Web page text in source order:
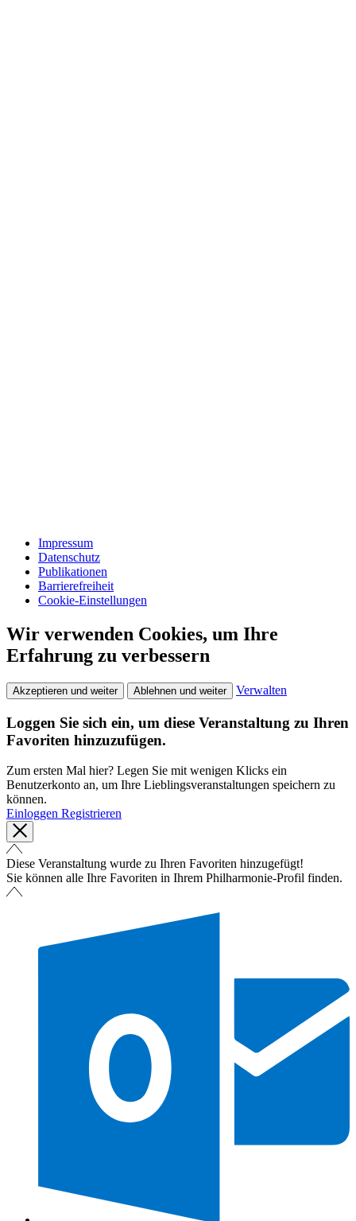
Impressum
Datenschutz
Publikationen
Barrierefreiheit
Cookie-Einstellungen
Wir verwenden Cookies, um Ihre
Erfahrung zu verbessern
Akzeptieren und weiter Ablehnen und weiter Verwalten
Loggen Sie sich ein, um diese Veranstaltung zu Ihren
Favoriten hinzuzufügen.
Zum ersten Mal hier? Legen Sie mit wenigen Klicks ein
Benutzerkonto an, um Ihre Lieblingsveranstaltungen speichern zu
können.
Einloggen Registrieren
Diese Veranstaltung wurde zu Ihren Favoriten hinzugefügt!
Sie können alle Ihre Favoriten in Ihrem Philharmonie-Profil finden.